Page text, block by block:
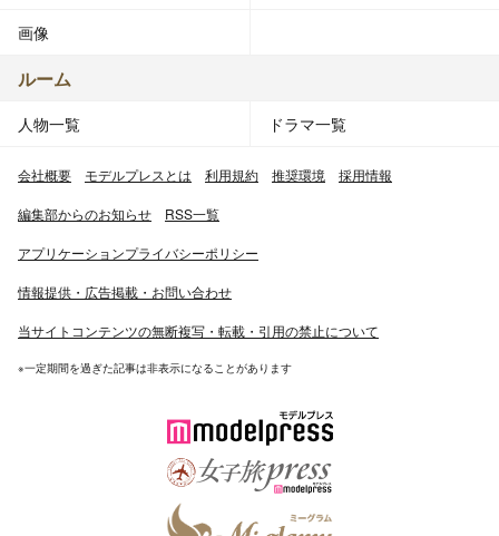
画像
ルーム
人物一覧 ドラマ一覧
会社概要 モデルプレスとは 利用規約 推奨環境 採用情報
編集部からのお知らせ RSS一覧
アプリケーションプライバシーポリシー
情報提供・広告掲載・お問い合わせ
当サイトコンテンツの無断複写・転載・引用の禁止について
※一定期間を過ぎた記事は非表示になることがあります